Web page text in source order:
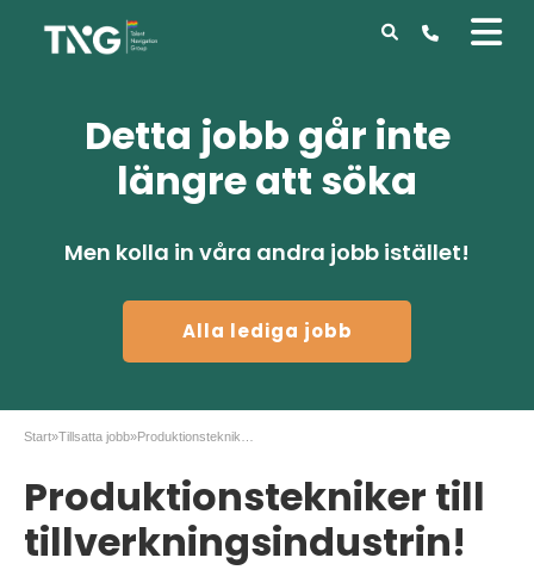
Detta jobb går inte
längre att söka
Men kolla in våra andra jobb istället!
Alla lediga jobb
Start»Tillsatta jobb»
Produktionstekniker till
tillverkningsindustrin!